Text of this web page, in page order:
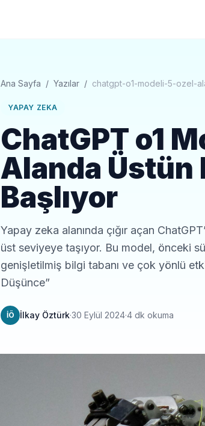
Ana Sayfa / Yazılar / chatgpt-o1-modeli-5-ozel-
YAPAY ZEKA
ChatGPT o1
Alanda Üstün
Başlıyor
Yapay zeka alanında çığır açan
üst seviyeye taşıyor. Bu model, önceki
genişletilmiş bilgi tabanı ve çok yönlü
Düşünce”
İÖ İlkay Öztürk·30 Eylül 2024·4 dk okuma